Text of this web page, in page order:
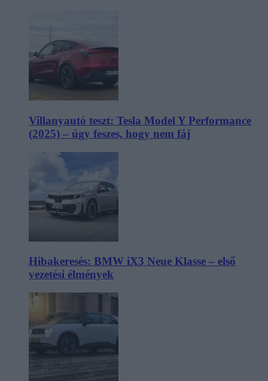
Villanyautó teszt: Tesla Model Y Performance
(2025) – úgy feszes, hogy nem fáj
Hibakeresés: BMW iX3 Neue Klasse – első
vezetési élmények